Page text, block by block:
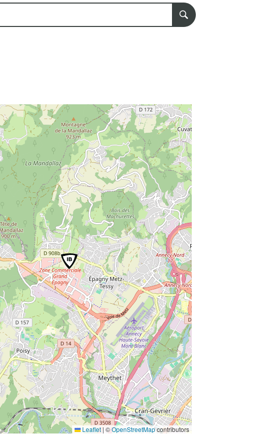
Leaflet| ©OpenStreetMapcontributors